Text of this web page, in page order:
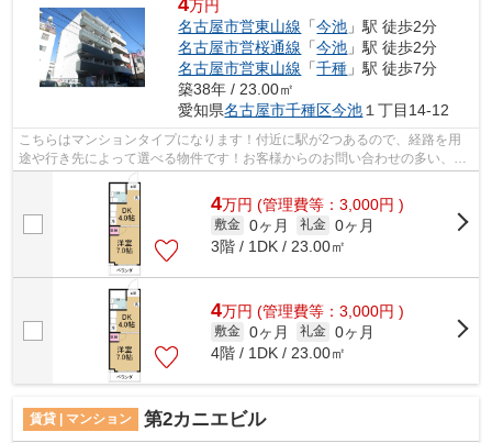
4万円
名古屋市営東山線 「今池 」駅 徒歩2分
名古屋市営桜通線 「今池 」駅 徒歩2分
名古屋市営東山線 「千種 」駅 徒歩7分
築38年 / 23.00㎡
愛知県名古屋市千種区今池 １丁目14-12
こちらはマンションタイプになります！付近に駅が2つあるので、経路を用
途や行き先によって選べる物件です！お客様からのお問い合わせの多い、敷
地内ごみ置き場があります！こちらのマ...
4万円 (管理費等：3,000円 )
敷金 0ヶ月 礼金 0ヶ月
3階 / 1DK / 23.00㎡
4万円 (管理費等：3,000円 )
敷金 0ヶ月 礼金 0ヶ月
4階 / 1DK / 23.00㎡
賃貸 | マンション 第2カニエビル